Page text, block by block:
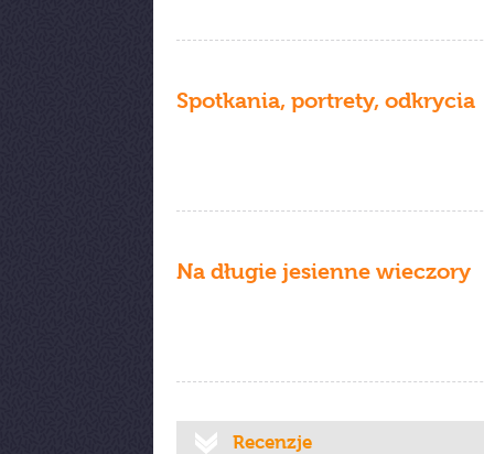
Spotkania, portrety, odkrycia
Na długie jesienne wieczory
Recenzje